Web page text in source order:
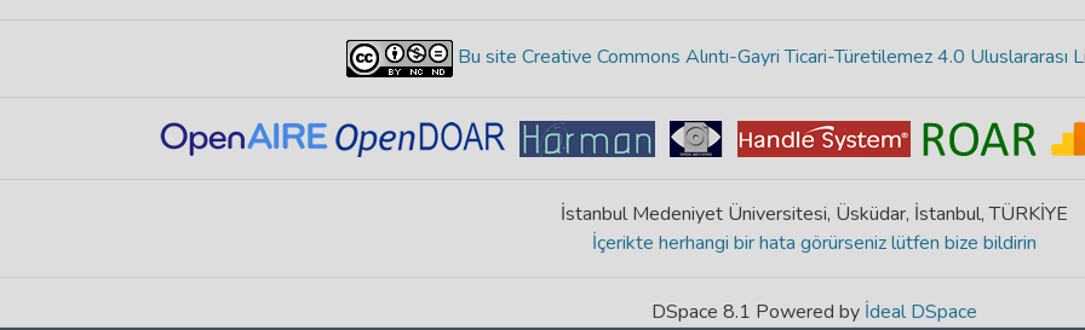
Bu site Creative Commons Alıntı-Gayri Ticari-Türetilemez 4.0 Uluslararası
İstanbul Medeniyet Üniversitesi, Üsküdar, İstanbul, TÜRKİYE
İçerikte herhangi bir hata görürseniz lütfen bize bildirin
DSpace 8.1 Powered by İdeal DSpace